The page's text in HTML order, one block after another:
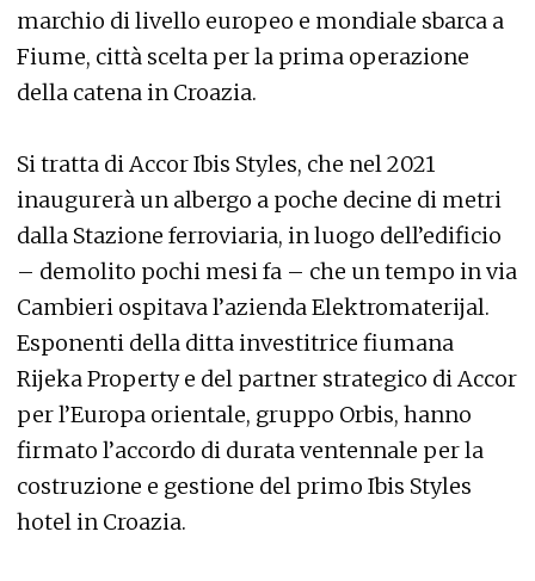
marchio di livello europeo e mondiale sbarca a
Fiume, città scelta per la prima operazione
della catena in Croazia.
Si tratta di Accor Ibis Styles, che nel 2021
inaugurerà un albergo a poche decine di metri
dalla Stazione ferroviaria, in luogo dell’edificio
– demolito pochi mesi fa – che un tempo in via
Cambieri ospitava l’azienda Elektromaterijal.
Esponenti della ditta investitrice fiumana
Rijeka Property e del partner strategico di Accor
per l’Europa orientale, gruppo Orbis, hanno
firmato l’accordo di durata ventennale per la
costruzione e gestione del primo Ibis Styles
hotel in Croazia.